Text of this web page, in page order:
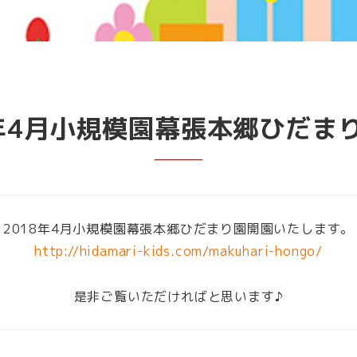
月小規模園幕張本郷ひだま
2018年4月小規模園幕張本郷ひだまり園開園いたします。
http://hidamari-kids.com/makuhari-hongo/
是非ご覧いただければと思います♪